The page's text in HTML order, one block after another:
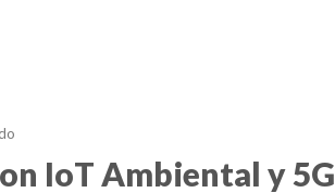
IoT Ambiental y 5G